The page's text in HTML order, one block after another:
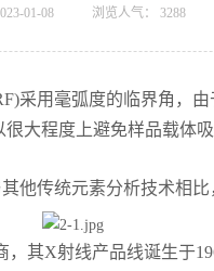
01-08 浏览人气： 3288
采用毫弧度的临界角，
大程度上避免样品载体
他传统元素分析技术相比
，其X射线产品线诞生于